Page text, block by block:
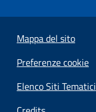
Mappa del sito
Preferenze cookie
Elenco Siti Tematici